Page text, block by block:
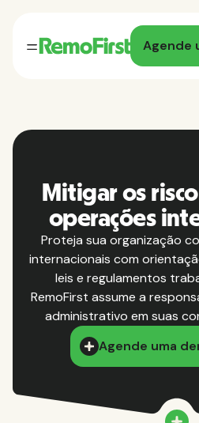
Agende
Mitigar os
operações
Proteja sua organização
internacionais com
leis e regulamentos
RemoFirst assume a
administrativo em suas
Agende uma